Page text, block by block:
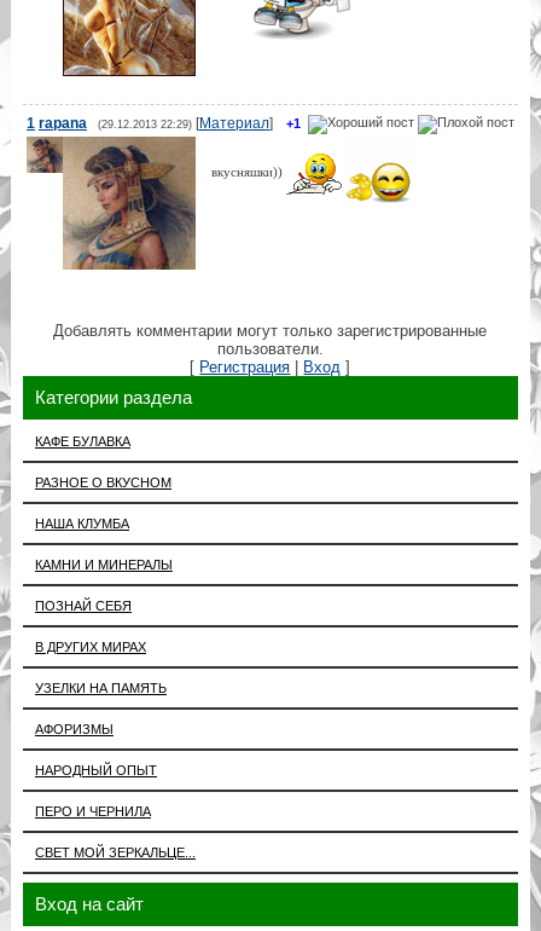
+1
1 rapana (29.12.2013 22:29)[Материал]
вкусняшки))
Добавлять комментарии могут только зарегистрированные
пользователи.
[ Регистрация | Вход ]
Категории раздела
КАФЕ БУЛАВКА
РАЗНОЕ О ВКУСНОМ
НАША КЛУМБА
КАМНИ И МИНЕРАЛЫ
ПОЗНАЙ СЕБЯ
В ДРУГИХ МИРАХ
УЗЕЛКИ НА ПАМЯТЬ
АФОРИЗМЫ
НАРОДНЫЙ ОПЫТ
ПЕРО И ЧЕРНИЛА
СВЕТ МОЙ ЗЕРКАЛЬЦЕ...
Вход на сайт